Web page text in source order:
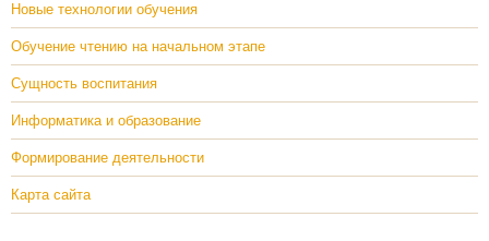
Новые технологии обучения
Обучение чтению на начальном этапе
Сущность воспитания
Информатика и образование
Формирование деятельности
Карта сайта